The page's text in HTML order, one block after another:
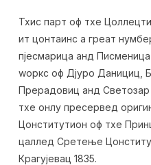
Тхис парт оф тхе
ит цонтаинс а греат
пјесмарица анд
wоркс оф Дјуро Данициц,
Прерадовиц анд
тхе онлy пресервед
Цонститутион оф тхе
цаллед Сретење
Крагујевац 1835.